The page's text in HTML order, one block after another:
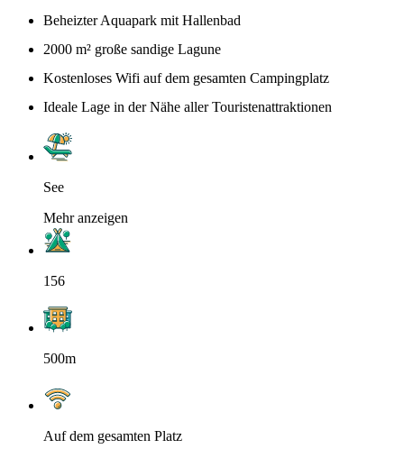
Beheizter Aquapark mit Hallenbad
2000 m² große sandige Lagune
Kostenloses Wifi auf dem gesamten Campingplatz
Ideale Lage in der Nähe aller Touristenattraktionen
See
Mehr anzeigen
156
500m
Auf dem gesamten Platz